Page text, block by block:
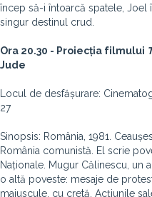
încep să-i întoarcă spatele, Joel
singur destinul crud.
Ora 20.30 - Proiecția filmului
Jude
Locul de desfășurare:
27
Sinopsis: România, 1981.
România comunistă. El scrie
Naționale. Mugur Călinescu, un
o altă poveste: mesaje de
majuscule, cu cretă. Acțiunile